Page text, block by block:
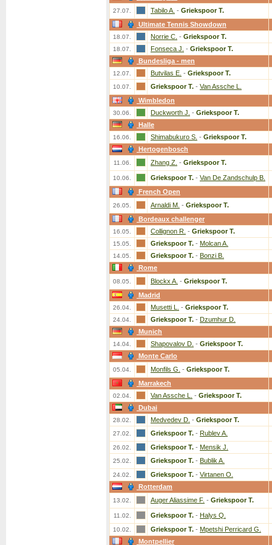
27.07. Tabilo A. - Griekspoor T.
Ultimate Tennis Showdown
18.07. Norrie C. - Griekspoor T.
18.07. Fonseca J. - Griekspoor T.
Bundesliga - men
12.07. Butvilas E. - Griekspoor T.
10.07. Griekspoor T. - Van Assche L.
Wimbledon
30.06. Duckworth J. - Griekspoor T.
Halle
16.06. Shimabukuro S. - Griekspoor T.
Hertogenbosch
11.06. Zhang Z. - Griekspoor T.
10.06. Griekspoor T. - Van De Zandschulp B.
French Open
26.05. Arnaldi M. - Griekspoor T.
Bordeaux challenger
16.05. Collignon R. - Griekspoor T.
15.05. Griekspoor T. - Molcan A.
14.05. Griekspoor T. - Bonzi B.
Rome
08.05. Blockx A. - Griekspoor T.
Madrid
26.04. Musetti L. - Griekspoor T.
24.04. Griekspoor T. - Dzumhur D.
Munich
14.04. Shapovalov D. - Griekspoor T.
Monte Carlo
05.04. Monfils G. - Griekspoor T.
Marrakech
02.04. Van Assche L. - Griekspoor T.
Dubai
28.02. Medvedev D. - Griekspoor T.
27.02. Griekspoor T. - Rublev A.
26.02. Griekspoor T. - Mensik J.
25.02. Griekspoor T. - Bublik A.
24.02. Griekspoor T. - Virtanen O.
Rotterdam
13.02. Auger Aliassime F. - Griekspoor T.
11.02. Griekspoor T. - Halys Q.
10.02. Griekspoor T. - Mpetshi Perricard G.
Montpellier